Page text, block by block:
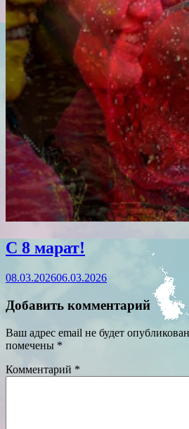
С 8 марат!
08.03.202606.03.2026
Добавить комментарий
Ваш адрес email не будет
помечены *
Комментарий *